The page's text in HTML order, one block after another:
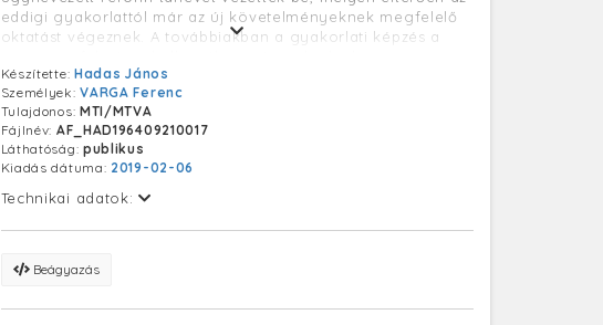
eddigi gyakorlattól már az új követelményeknek megfelelő
oktatást végeznek. A továbbiakban a gyakorlati képzés a
legkorszerűbb erdészeti gépekkel, műszaki berendezésekkel,
amelyek hamarosan megjelennek majd a hazai erdőkben is.
Készítette: Hadas János
Személyek:VARGA Ferenc
Tulajdonos: MTI/MTVA
Fájlnév: AF_HAD196409210017
Láthatóság: publikus
Kiadás dátuma: 2019-02-06
Technikai adatok:
Beágyazás